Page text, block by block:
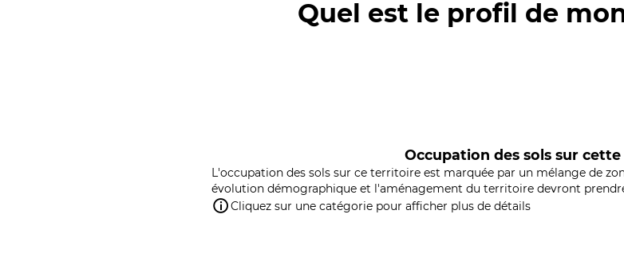
Quel est le profil de
Occupation des sols sur cette
L'occupation des sols sur ce territoire est marquée par un mélange de
évolution démographique et l'aménagement du territoire devront
Cliquez sur une catégorie pour afficher plus de détails